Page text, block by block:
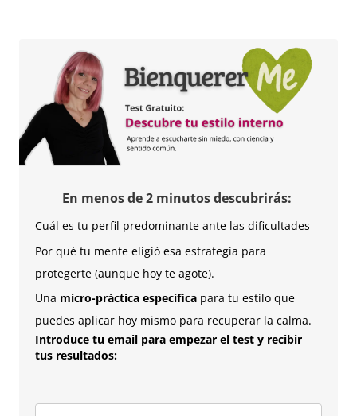
En menos de 2 minutos descubrirás:
Cuál es tu perfil predominante ante las dificultades
Por qué tu mente eligió esa estrategia para
protegerte (aunque hoy te agote).
Una micro-práctica específica para tu estilo que
puedes aplicar hoy mismo para recuperar la calma.
Introduce tu email para empezar el test y recibir
tus resultados: